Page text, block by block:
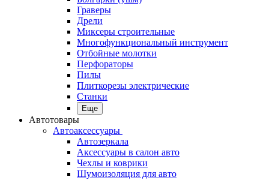
Граверы
Дрели
Миксеры строительные
Многофункциональный инструмент
Отбойные молотки
Перфораторы
Пилы
Плиткорезы электрические
Станки
Еще
Автотовары
Автоаксессуары
Автозеркала
Аксессуары в салон авто
Чехлы и коврики
Шумоизоляция для авто